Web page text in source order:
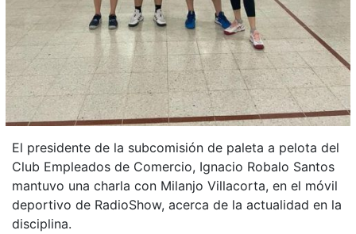
El presidente de la subcomisión de paleta a pelota del
Club Empleados de Comercio, Ignacio Robalo Santos
mantuvo una charla con Milanjo Villacorta, en el móvil
deportivo de RadioShow, acerca de la actualidad en la
disciplina.